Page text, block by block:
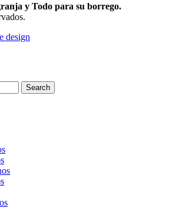
y Todo para su borrego.
design
Search